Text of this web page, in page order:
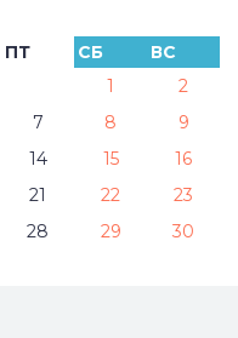
ПТ СБ
ВС
1
2
7 8
9
14 15
16
21 22
23
28 29
30